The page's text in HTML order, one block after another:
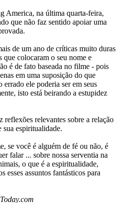
America, na última quarta-feira,
que não faz sentido apoiar uma
de um ano de críticas muito duras
que colocaram o seu nome e
é de fato baseada no filme - pois
em uma suposição do que
ele poderia ser em seus
isto está beirando a estupidez
relevantes sobre a relação
sua espiritualidade.
se você é alguém de fé ou não, é
falar ... sobre nossa serventia na
o que é a espiritualidade,
esses assuntos fantásticos para